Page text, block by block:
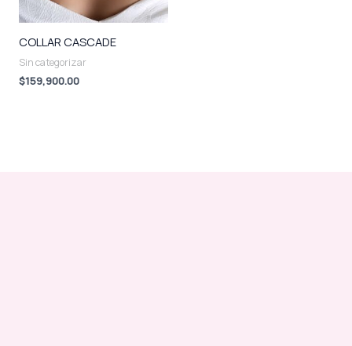
COLLAR CASCADE
Sin categorizar
$159,900.00